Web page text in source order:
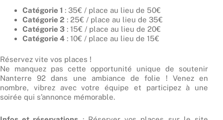
Catégorie 1 : 35€ / place au lieu de 50€
Catégorie 2 : 25€ / place au lieu de 35€
Catégorie 3 : 15€ / place au lieu de 20€
Catégorie 4 : 10€ / place au lieu de 15€
Réservez vite vos places !
Ne manquez pas cette opportunité unique de soutenir
Nanterre 92 dans une ambiance de folie ! Venez en
nombre, vibrez avec votre équipe et participez à une
soirée qui s’annonce mémorable.